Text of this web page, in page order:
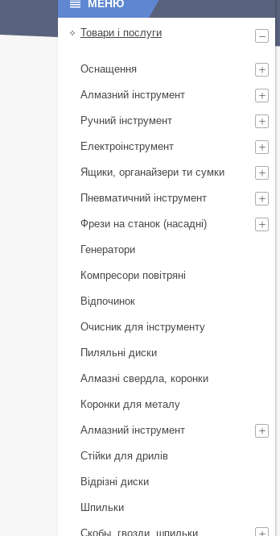
Товари і послуги
Оснащення
Алмазний інструмент
Ручний інструмент
Електроінструмент
Ящики, органайзери ти сумки
Пневматичний інструмент
Фрези на станок (насадні)
Генератори
Компресори повітряні
Відпочинок
Очисник для інструменту
Пиляльні диски
Алмазні свердла, коронки
Коронки для металу
Алмазний інструмент
Стійки для дрилів
Відрізні диски
Шпильки
Скобы, гвозди, шпильки